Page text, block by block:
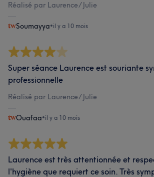
Réalisé par Laurence/ Julie
Soumayya•il y a 10 mois
Super séance Laurence est souriante
professionnelle
Réalisé par Laurence/ Julie
Ouafaa•il y a 10 mois
Laurence est très attentionnée et
l'hygiène que requiert ce soin. Très